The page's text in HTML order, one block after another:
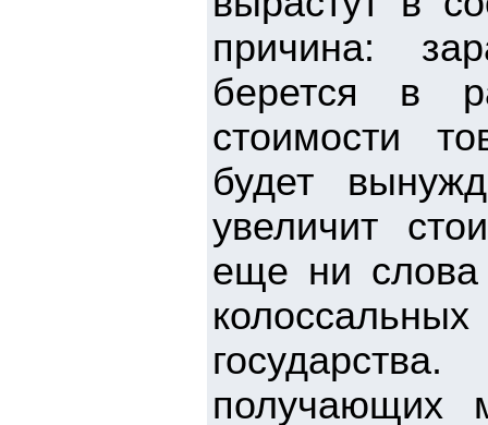
причина:
берется в
стоимости
будет
увеличит
еще ни слова
получающих